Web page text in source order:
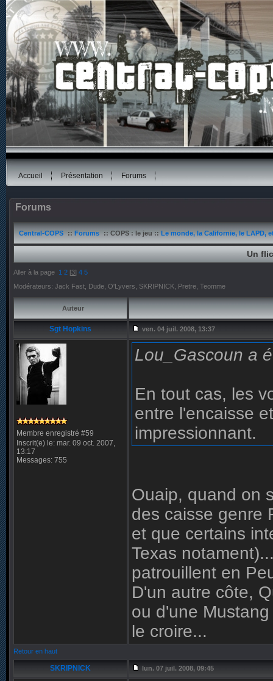
Accueil Présentation Forums
Forums
Central-COPS :: Forums :: COPS : le jeu :: Le monde, la Californie, le LAPD,
Un
Aller à la page 1 2 [3] 4 5
Modérateurs: Jack Fast, Dude, O'Lyvers, SKRIPNICK, Pretre, Teomme
Auteur
Sgt Hopkins ven. 04 juil. 2008, 13:37
Membre enregistré #59
Inscrit(e) le: mar. 09 oct. 2007,
13:17
Messages: 755
Lou_Gascoun a
En tout cas, les
entre l'encaisse
impressionnant.
Ouaip, quand on
des caisse genre
et que certains
Texas
patrouillent en
D'un autre côte,
ou d'une
le croire...
Retour en haut
SKRIPNICK lun. 07 juil. 2008, 09:45